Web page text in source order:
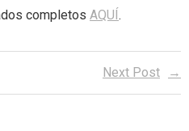
completos AQUÍ.
Next Post